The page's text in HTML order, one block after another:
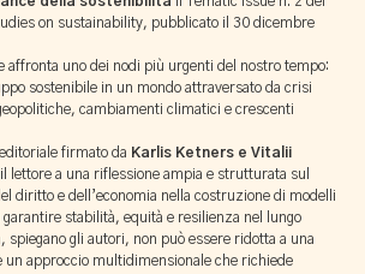
on sustainability, pubblicato il 30 dicembre
affronta uno dei nodi più urgenti del nostro tempo:
sostenibile in un mondo attraversato da crisi
cambiamenti climatici e crescenti
firmato da Karlis Ketners e Vitalii
lettore a una riflessione ampia e strutturata sul
diritto e dell’economia nella costruzione di modelli
garantire stabilità, equità e resilienza nel lungo
spiegano gli autori, non può essere ridotta a una
un approccio multidimensionale che richiede